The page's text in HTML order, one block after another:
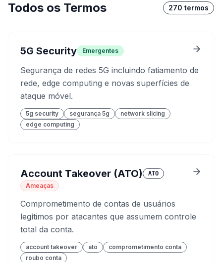
Todos os Termos 270 termos
5G Security Emergentes
Segurança de redes 5G incluindo fatiamento de
rede, edge computing e novas superfícies de
ataque móvel.
5g security segurança 5g
network slicing
edge computing
Account Takeover (ATO) ATO
Ameaças
Comprometimento de contas de usuários
legítimos por atacantes que assumem controle
total da conta.
account takeover ato
comprometimento conta
roubo conta